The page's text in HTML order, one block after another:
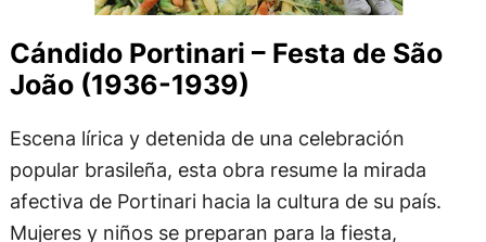
Cándido Portinari – Festa de São
João (1936-1939)
Escena lírica y detenida de una celebración
popular brasileña, esta obra resume la mirada
afectiva de Portinari hacia la cultura de su país.
Mujeres y niños se preparan para la fiesta,